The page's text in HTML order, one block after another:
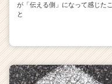
が「伝える側」になって感じたこ
と